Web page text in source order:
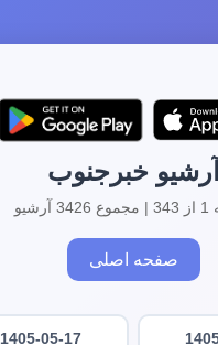
آرشیو خبرجنوب
صفحه اصلی
1405-05-17